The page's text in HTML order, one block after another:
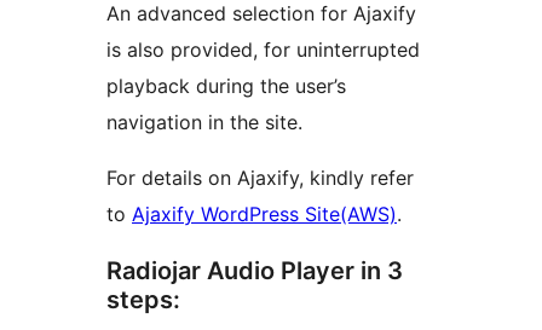
An advanced selection for Ajaxify
is also provided, for uninterrupted
playback during the user’s
navigation in the site.
For details on Ajaxify, kindly refer
to Ajaxify WordPress Site(AWS).
Radiojar Audio Player in 3
steps: